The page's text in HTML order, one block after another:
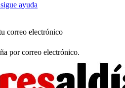
ayuda
correo electrónico
por correo electrónico.